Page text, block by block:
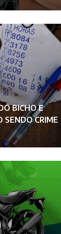
BICHO E
SENDO CRIME